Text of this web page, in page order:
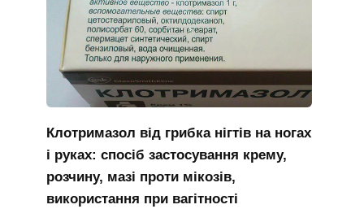
Клотримазол від грибка нігтів на ногах
і руках: спосіб застосування крему,
розчину, мазі проти мікозів,
використання при вагітності